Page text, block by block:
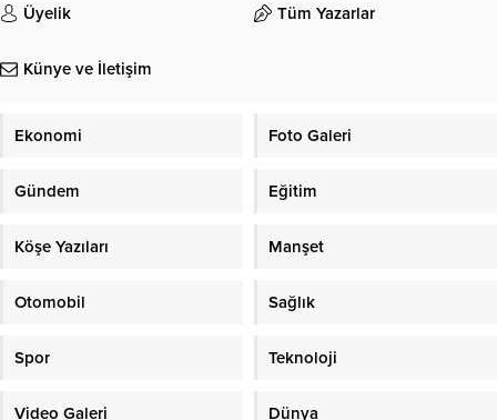
Üyelik Tüm Yazarlar
Künye ve İletişim
Ekonomi Foto Galeri
Gündem Eğitim
Köşe Yazıları Manşet
Otomobil Sağlık
Spor Teknoloji
Video Galeri Dünya